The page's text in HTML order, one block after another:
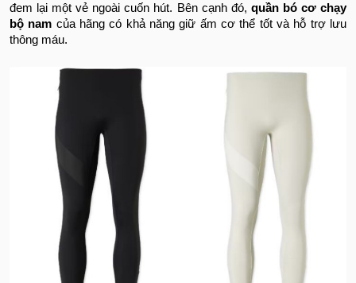
đem lại một vẻ ngoài cuốn hút. Bên cạnh đó, quần bó cơ chạy
bộ nam của hãng có khả năng giữ ấm cơ thể tốt và hỗ trợ lưu
thông máu.